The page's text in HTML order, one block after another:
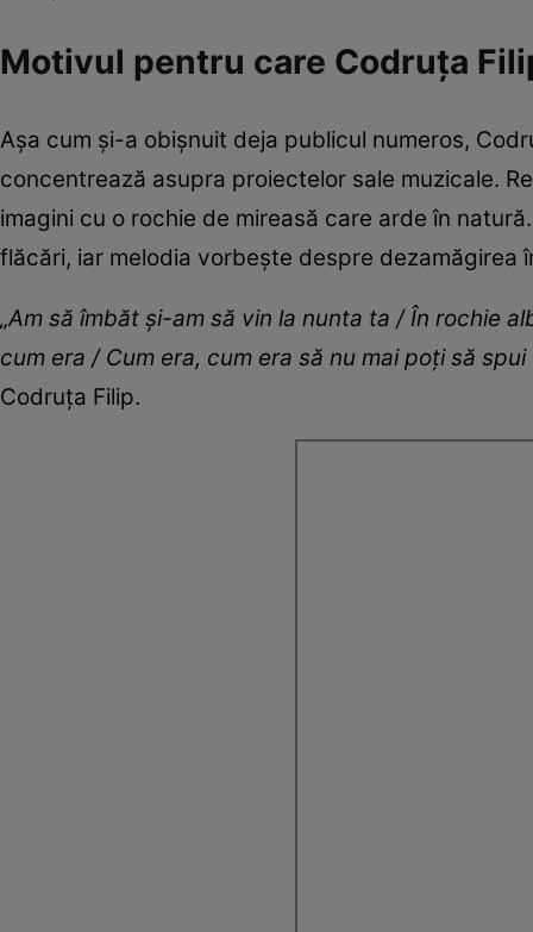
Motivul pentru care Codruța
Așa cum și-a obișnuit deja publicul numeros,
concentrează asupra proiectelor sale muzicale.
imagini cu o rochie de mireasă care arde în
flăcări, iar melodia vorbește despre dezamăgirea
„Am să îmbăt și-am să vin la nunta ta / În rochie
cum era / Cum era, cum era să nu mai poți să spui
Codruța Filip.